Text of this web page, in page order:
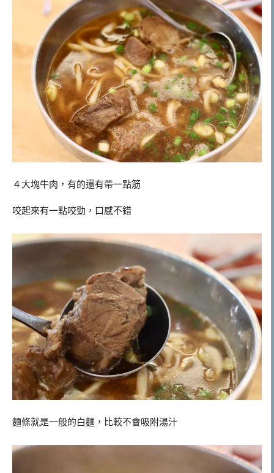
４大塊牛肉，有的還有帶一點筋
咬起來有一點咬勁，口感不錯
麵條就是一般的白麵，比較不會吸附湯汁